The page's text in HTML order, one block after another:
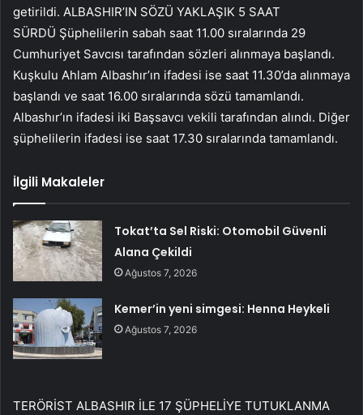
getirildi. ALBASHIR’IN SÖZÜ YAKLAŞIK 5 SAAT
SÜRDÜ Şüphelilerin sabah saat 11.00 sıralarında 29
Cumhuriyet Savcısı tarafından sözleri alınmaya başlandı.
Kuşkulu Ahlam Albashır’ın ifadesi ise saat 11.30’da alınmaya
başlandı ve saat 16.00 sıralarında sözü tamamlandı.
Albashır’ın ifadesi iki Başsavcı vekili tarafından alındı. Diğer
şüphelilerin ifadesi ise saat 17.30 sıralarında tamamlandı.
İlgili Makaleler
Tokat’ta Sel Riski: Otomobil Güvenli
Alana Çekildi
Ağustos 7, 2026
Kemer’in yeni simgesi: Henna Heykeli
Ağustos 7, 2026
TERÖRİST ALBASHIR İLE 17 ŞÜPHELİYE TUTUKLANMA